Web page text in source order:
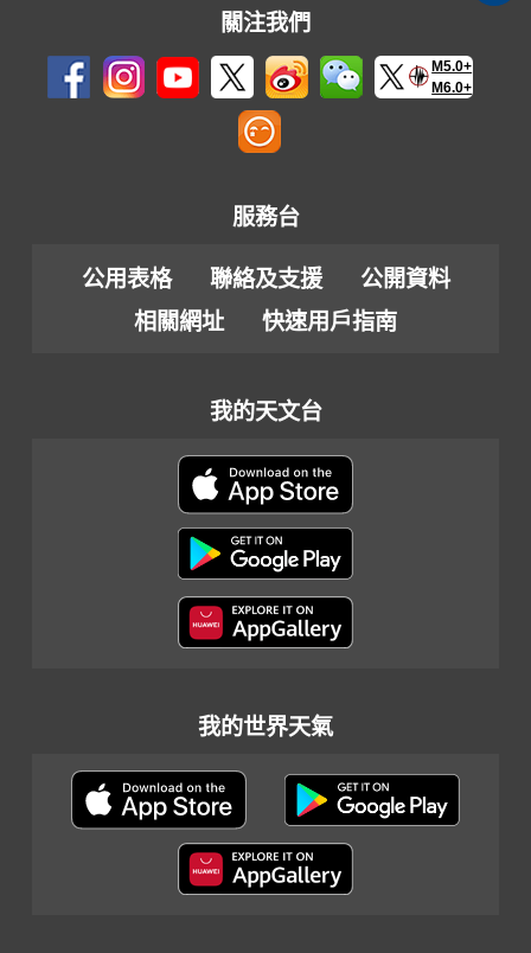
關注我們
M5.0+
M6.0+
服務台
公用表格 聯絡及支援
公開資料
相關網址
快速用戶指南
我的天文台
我的世界天氣